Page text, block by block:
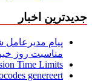
جدیدترین اخبار
پیام مدیرعامل
مناسبت روز
Time Limits
genereert